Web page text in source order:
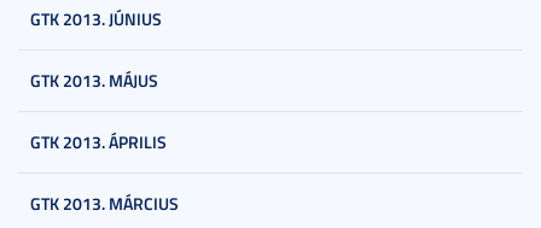
GTK 2013. JÚNIUS
GTK 2013. MÁJUS
GTK 2013. ÁPRILIS
GTK 2013. MÁRCIUS